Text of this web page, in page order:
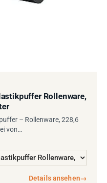
Rollenware,
– Rollenware, 228,6
von…
Details ansehen→